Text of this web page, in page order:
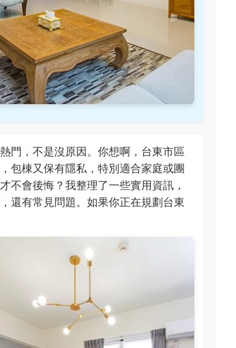
門，不是沒原因。你想啊，台東市區
包棟又保有隱私，特別適合家庭或團
不會後悔？我整理了一些實用資訊，
還有常見問題。如果你正在規劃台東